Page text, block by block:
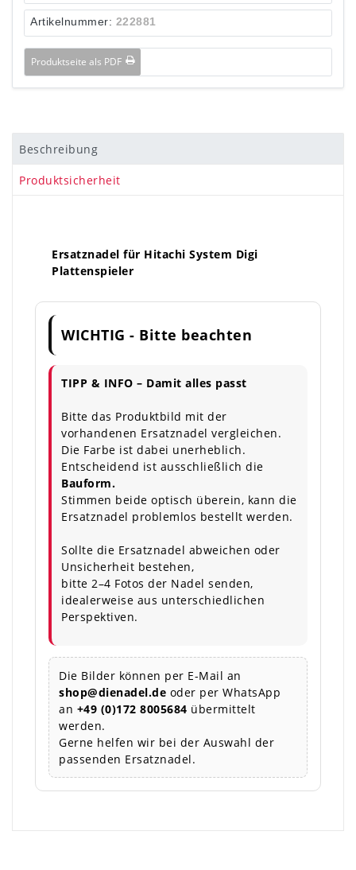
Artikelnummer: 222881
Produktseite als PDF
Beschreibung
Produktsicherheit
Ersatznadel für Hitachi System Digi
Plattenspieler
WICHTIG - Bitte beachten
TIPP & INFO – Damit alles passt
Bitte das Produktbild mit der
vorhandenen Ersatznadel vergleichen.
Die Farbe ist dabei unerheblich.
Entscheidend ist ausschließlich die
Bauform.
Stimmen beide optisch überein, kann die
Ersatznadel problemlos bestellt werden.
Sollte die Ersatznadel abweichen oder
Unsicherheit bestehen,
bitte 2–4 Fotos der Nadel senden,
idealerweise aus unterschiedlichen
Perspektiven.
Die Bilder können per E-Mail an
shop@dienadel.de oder per WhatsApp
an +49 (0)172 8005684 übermittelt
werden.
Gerne helfen wir bei der Auswahl der
passenden Ersatznadel.